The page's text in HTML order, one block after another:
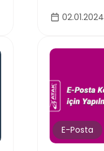
02.01.2024
E-Posta